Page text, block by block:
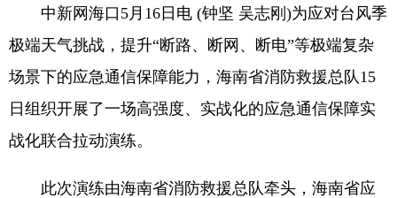
中新网海口5月16日电 (钟坚 吴志刚)为应对台风季
极端天气挑战，提升“断路、断网、断电”等极端复杂
场景下的应急通信保障能力，海南省消防救援总队15
日组织开展了一场高强度、实战化的应急通信保障实
战化联合拉动演练。
此次演练由海南省消防救援总队牵头，海南省应